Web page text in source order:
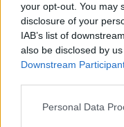
your opt-out. You may
disclosure of your
IAB’s list of
also be disclosed by
Downstream
Personal Data
Veremos si la
fuerzas en
que el pueblo
prosperidad y
intereses de los
el terreno. Haber
Siria avanzará